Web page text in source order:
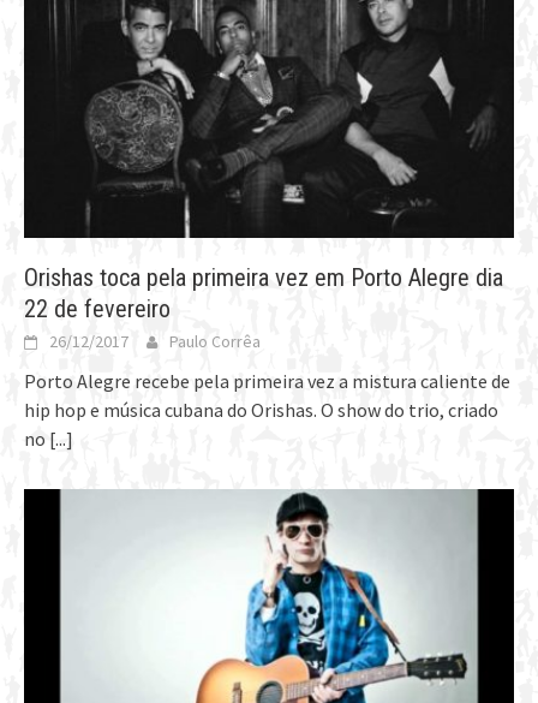
Orishas toca pela primeira vez em Porto Alegre dia
22 de fevereiro
26/12/2017 Paulo Corrêa
Porto Alegre recebe pela primeira vez a mistura caliente de
hip hop e música cubana do Orishas. O show do trio, criado
no [...]